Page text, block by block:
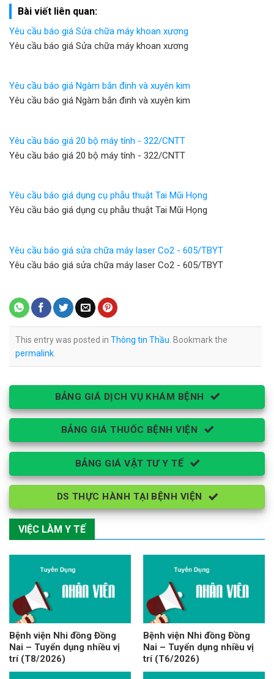
Bài viết liên quan:
Yêu cầu báo giá Sửa chữa máy khoan xương
Yêu cầu báo giá Sửa chữa máy khoan xương
Yêu cầu báo giá Ngàm bắn đinh và xuyên kim
Yêu cầu báo giá Ngàm bắn đinh và xuyên kim
Yêu cầu báo giá 20 bộ máy tính - 322/CNTT
Yêu cầu báo giá 20 bộ máy tính - 322/CNTT
Yêu cầu báo giá dụng cụ phẫu thuật Tai Mũi Họng
Yêu cầu báo giá dụng cụ phẫu thuật Tai Mũi Họng
Yêu cầu báo giá sửa chữa máy laser Co2 - 605/TBYT
Yêu cầu báo giá sửa chữa máy laser Co2 - 605/TBYT
This entry was posted in Thông tin Thầu . Bookmark the
permalink
BẢNG GIÁ DỊCH VỤ KHÁM BỆNH
BẢNG GIÁ THUỐC BỆNH VIỆN
BẢNG GIÁ VẬT TƯ Y TẾ
DS THỰC HÀNH TẠI BỆNH VIỆN
VIỆC LÀM Y TẾ
Bệnh viện Nhi đồng Đồng
Nai – Tuyển dụng nhiều vị
trí (T8/2026)
Bệnh viện Nhi đồng Đồng
Nai – Tuyển dụng nhiều vị
trí (T6/2026)